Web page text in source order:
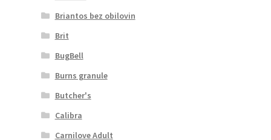
Briantos bez obilovin
Brit
BugBell
Burns granule
Butcher's
Calibra
Carnilove Adult